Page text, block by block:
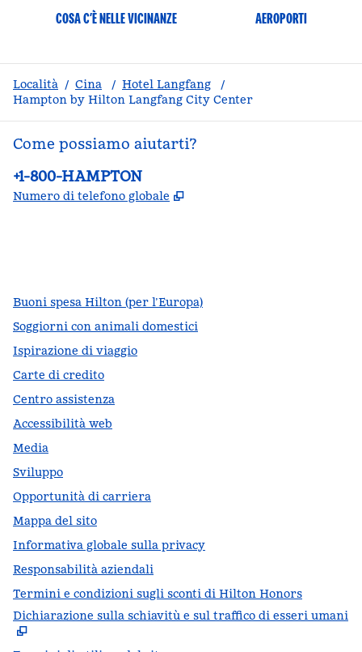
COSA C’È NELLE VICINANZE AEROPORTI
Località / Cina / Hotel Langfang
/
Hampton by Hilton Langfang City Center
Come possiamo aiutarti?
Telefono:
+1-800-HAMPTON
Numero di telefono globale ,
Buoni spesa Hilton (per l’Europa)
Soggiorni con animali domestici
Ispirazione di viaggio
Carte di credito
Centro assistenza
Accessibilità web
Media
Sviluppo
Opportunità di carriera
Mappa del sito
Informativa globale sulla privacy
Responsabilità aziendali
Termini e condizioni sugli sconti di Hilton Honors
Dichiarazione sulla schiavitù e sul traffico di esseri umani